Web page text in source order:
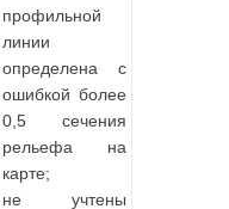
профильной
линии
определена с
ошибкой более
0,5 сечения
рельефа на
карте;
не учтены